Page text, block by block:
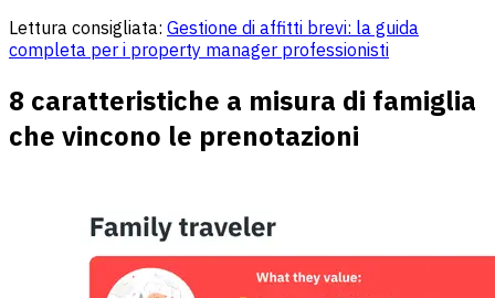
Lettura consigliata: Gestione di affitti brevi: la guida
completa per i property manager professionisti
8 caratteristiche a misura di famiglia
che vincono le prenotazioni